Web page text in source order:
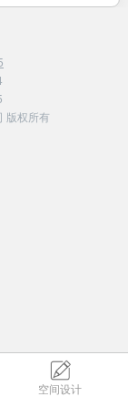
版权所有
空间设计